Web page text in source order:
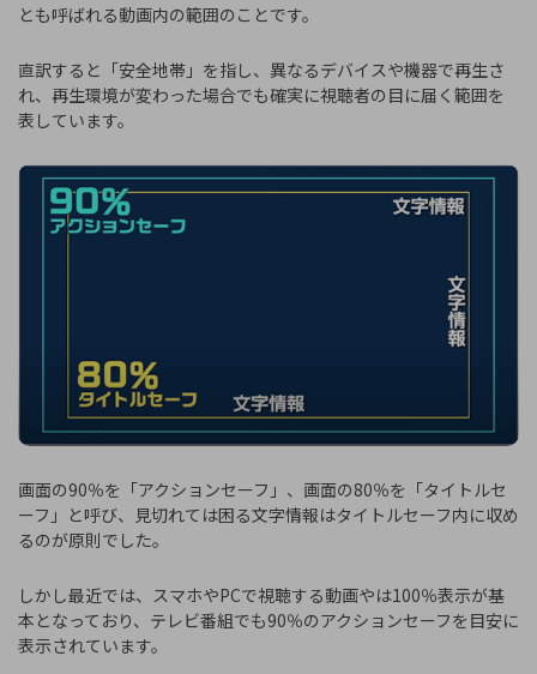
とも呼ばれる動画内の範囲のことです。
直訳すると「安全地帯」を指し、異なるデバイスや機器で再生さ
れ、再生環境が変わった場合でも確実に視聴者の目に届く範囲を
表しています。
画面の90％を「アクションセーフ」、画面の80％を「タイトルセ
ーフ」と呼び、見切れては困る文字情報はタイトルセーフ内に収め
るのが原則でした。
しかし最近では、スマホやPCで視聴する動画やは100％表示が基
本となっており、テレビ番組でも90％のアクションセーフを目安に
表示されています。